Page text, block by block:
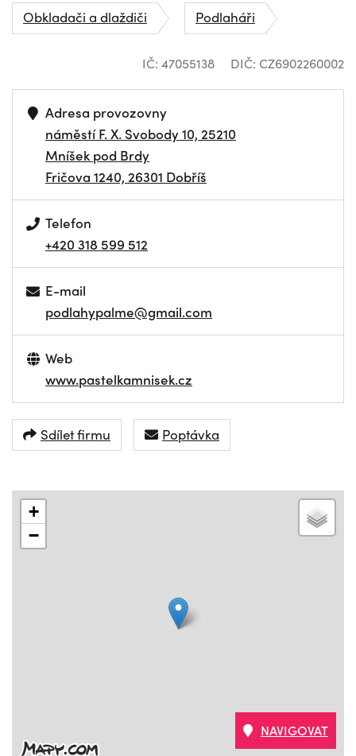
Obkladači a dlaždiči
Podlaháři
IČ: 47055138 DIČ: CZ6902260002
Adresa provozovny
náměstí F. X. Svobody 10, 25210
Mníšek pod Brdy
Fričova 1240, 26301 Dobříš
Telefon
+420 318 599 512
E-mail
podlahypalme@gmail.com
Web
www.pastelkamnisek.cz
Sdílet firmu Poptávka
+
−
NAVIGOVAT